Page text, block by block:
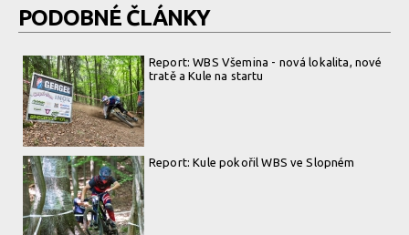
PODOBNÉ ČLÁNKY
Report: WBS Všemina - nová lokalita, nové
tratě a Kule na startu
Report: Kule pokořil WBS ve Slopném